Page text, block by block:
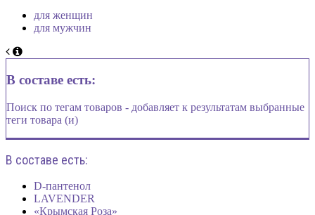
для женщин
для мужчин
В составе есть:
Поиск по тегам товаров - добавляет к результатам выбранные
теги товара (и)
В составе есть:
D-пантенол
LAVENDER
«Крымская Роза»